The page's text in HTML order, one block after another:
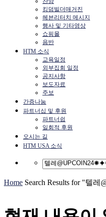
킹덤빌더매거진
헤븐리터치 메시지
행사 및 기타영상
쇼핑몰
음반
HTM 소식
교육일정
외부집회 일정
공지사항
보도자료
주보
간증나눔
파트너십 및 후원
파트너쉽
일회적 후원
오시는 길
HTM USA 소식
Home Search Results for "텔